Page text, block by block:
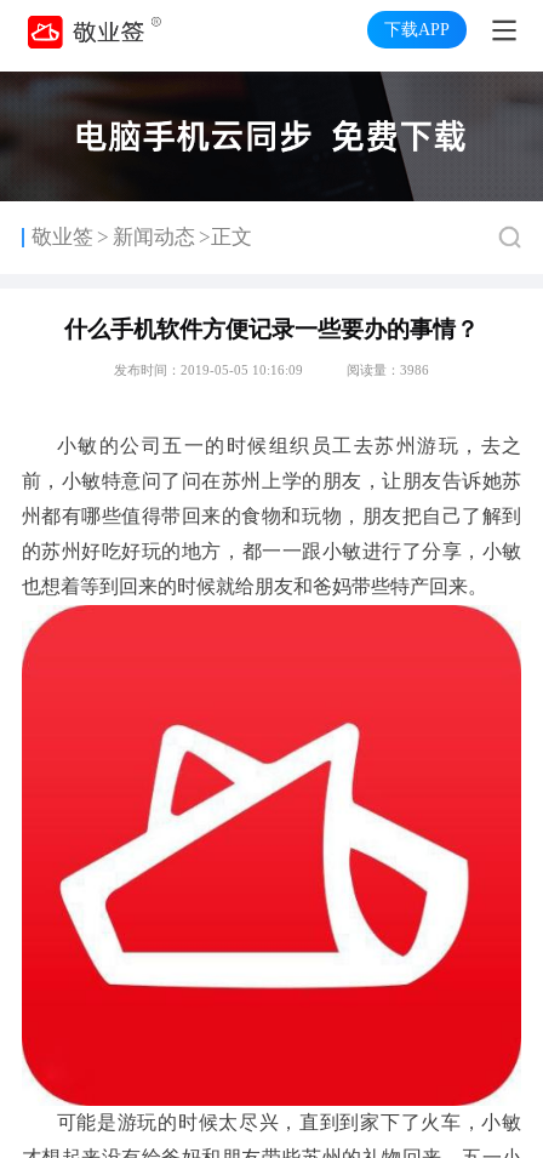
下载APP
敬业签 > 新闻动态 >正文
什么手机软件方便记录一些要办的事情？
发布时间：2019-05-05 10:16:09 阅读量：3986
小敏的公司五一的时候组织员工去苏州游玩 ， 去之
前 ， 小敏特意问了问在苏州上学的朋友 ，让朋友告诉她苏
州都有哪些值得带回来的食物和玩物 ，
朋友把自己了解到
的苏州好吃好玩的地方 ， 都一一跟小敏进行了分享 ， 小敏
也想着等到回来的时候就给朋友和爸妈带些特产回来。
可能是游玩的时候太尽兴 ， 直到到家下了火车 ，小敏